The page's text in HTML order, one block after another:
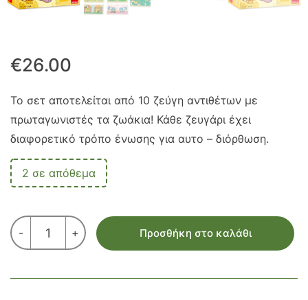
€26.00
Το σετ αποτελείται από 10 ζεύγη αντιθέτων με
πρωταγωνιστές τα ζωάκια! Κάθε ζευγάρι έχει
διαφορετικό τρόπο ένωσης για αυτο – διόρθωση.
2 σε απόθεμα
-
ΑΝΤΙΘΕΤΑ
ΞΥΛΙΝΟ
ΠΑΙΧΝΙΔΙ
+ Προσθήκη στο καλάθι